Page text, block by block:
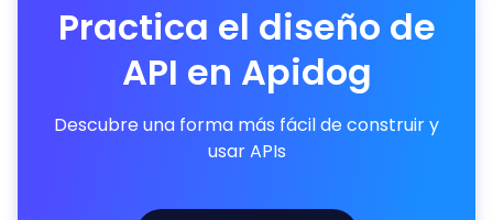
Practica el diseño de
API en Apidog
Descubre una forma más fácil de construir y
usar APIs